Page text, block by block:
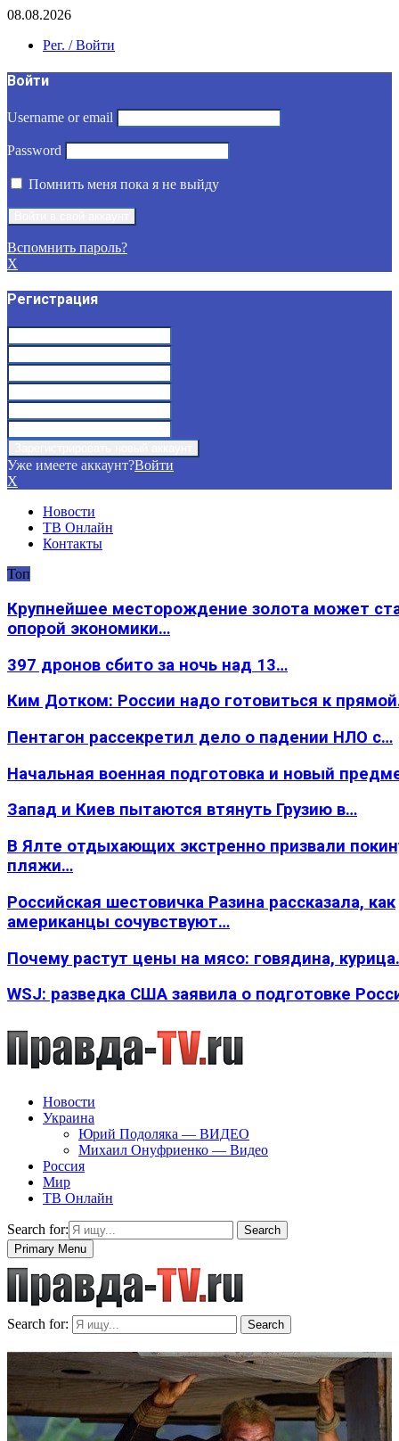
08.08.2026
Рег. / Войти
Войти
Username or email
Password
Помнить меня пока я не выйду
Вспомнить пароль?
X
Регистрация
Уже имеете аккаунт?Войти
X
Новости
ТВ Онлайн
Контакты
Топ
Крупнейшее месторождение золота может
опорой экономики…
397 дронов сбито за ночь над 13…
Ким Дотком: России надо готовиться к
Пентагон рассекретил дело о падении НЛО с…
Начальная военная подготовка и новый
Запад и Киев пытаются втянуть Грузию в…
В Ялте отдыхающих экстренно призвали
пляжи…
Российская шестовичка Разина рассказала, как
американцы сочувствуют…
Почему растут цены на мясо: говядина,
WSJ: разведка США заявила о подготовке
Новости
Украина
Юрий Подоляка — ВИДЕО
Михаил Онуфриенко — Видео
Россия
Мир
ТВ Онлайн
Search for:
Search
Primary Menu
Search for: Search